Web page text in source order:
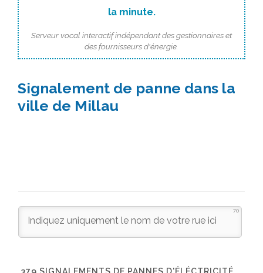
la minute.
Serveur vocal interactif indépendant des gestionnaires et
des fournisseurs d'énergie.
Signalement de panne dans la
ville de Millau
70